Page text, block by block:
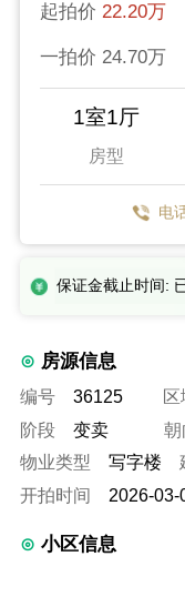
起拍价 22.20万
一拍价 24.70万
1室1厅
房型
电
保证金截止时间:
房源信息
编号 36125 区
阶段
变卖 朝
物业类型
写字楼
开拍时间
2026-03-
小区信息